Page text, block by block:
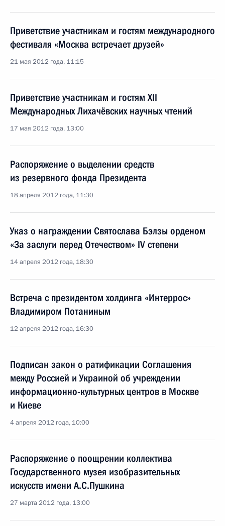
Приветствие участникам и гостям международного
фестиваля «Москва встречает друзей»
21 мая 2012 года, 11:15
Приветствие участникам и гостям XII
Международных Лихачёвских научных чтений
17 мая 2012 года, 13:00
Распоряжение о выделении средств
из резервного фонда Президента
18 апреля 2012 года, 11:30
Указ о награждении Святослава Бэлзы орденом
«За заслуги перед Отечеством» IV степени
14 апреля 2012 года, 18:30
Встреча с президентом холдинга «Интеррос»
Владимиром Потаниным
12 апреля 2012 года, 16:30
Подписан закон о ратификации Соглашения
между Россией и Украиной об учреждении
информационно-культурных центров в Москве
и Киеве
4 апреля 2012 года, 10:00
Распоряжение о поощрении коллектива
Государственного музея изобразительных
искусств имени А.С.Пушкина
27 марта 2012 года, 13:00